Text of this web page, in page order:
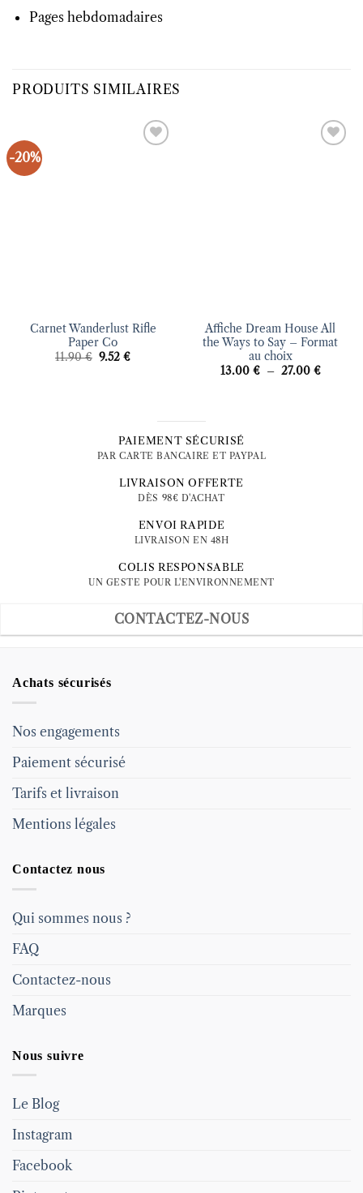
Pages hebdomadaires
PRODUITS SIMILAIRES
-20%
Carnet Wanderlust Rifle
Paper Co
11.90€ Le
9.52€Le
Affiche Dream House All
the Ways to Say – Format
au choix
13.00 € – 27.00 €Plage
PAIEMENT SÉCURISÉ
PAR CARTE BANCAIRE ET PAYPAL
LIVRAISON OFFERTE
DÈS 98€ D'ACHAT
ENVOI RAPIDE
LIVRAISON EN 48H
COLIS RESPONSABLE
UN GESTE POUR L'ENVIRONNEMENT
CONTACTEZ-NOUS
Achats sécurisés
Nos engagements
Paiement sécurisé
Tarifs et livraison
Mentions légales
Contactez nous
Qui sommes nous ?
FAQ
Contactez-nous
Marques
Nous suivre
Le Blog
Instagram
Facebook